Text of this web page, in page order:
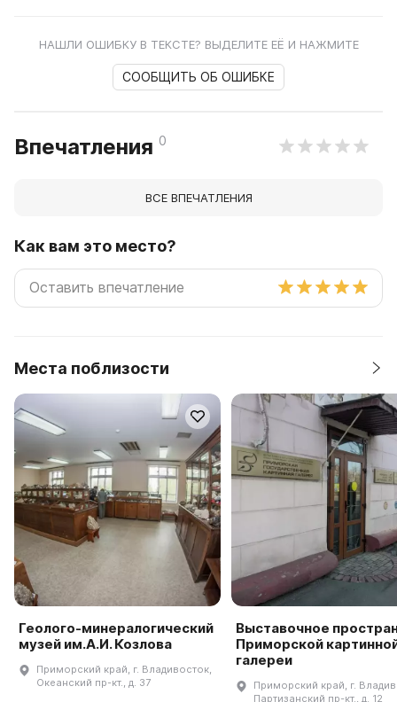
НАШЛИ ОШИБКУ В ТЕКСТЕ? ВЫДЕЛИТЕ ЕЁ И НАЖМИТЕ
СООБЩИТЬ ОБ ОШИБКЕ
Впечатления 0
ВСЕ ВПЕЧАТЛЕНИЯ
Как вам это место?
Места поблизости
Геолого-минералогический
музей им.А.И. Козлова
Приморский край, г. Владивосток,
Океанский пр-кт., д. 37
Выставочное
Приморской
галереи
Приморский край, г.
Партизанский пр-кт., д. 12